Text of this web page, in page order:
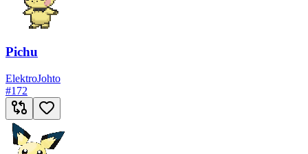
Pichu
ElektroJohto
#172